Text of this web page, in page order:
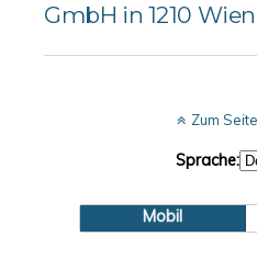
GmbH in 1210 Wien
Zum
Sprache:
Mobil